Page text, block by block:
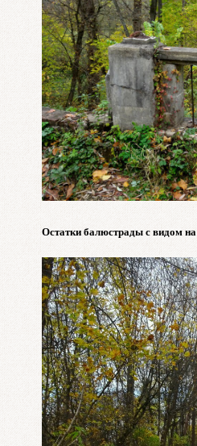
Остатки балюстрады с видом